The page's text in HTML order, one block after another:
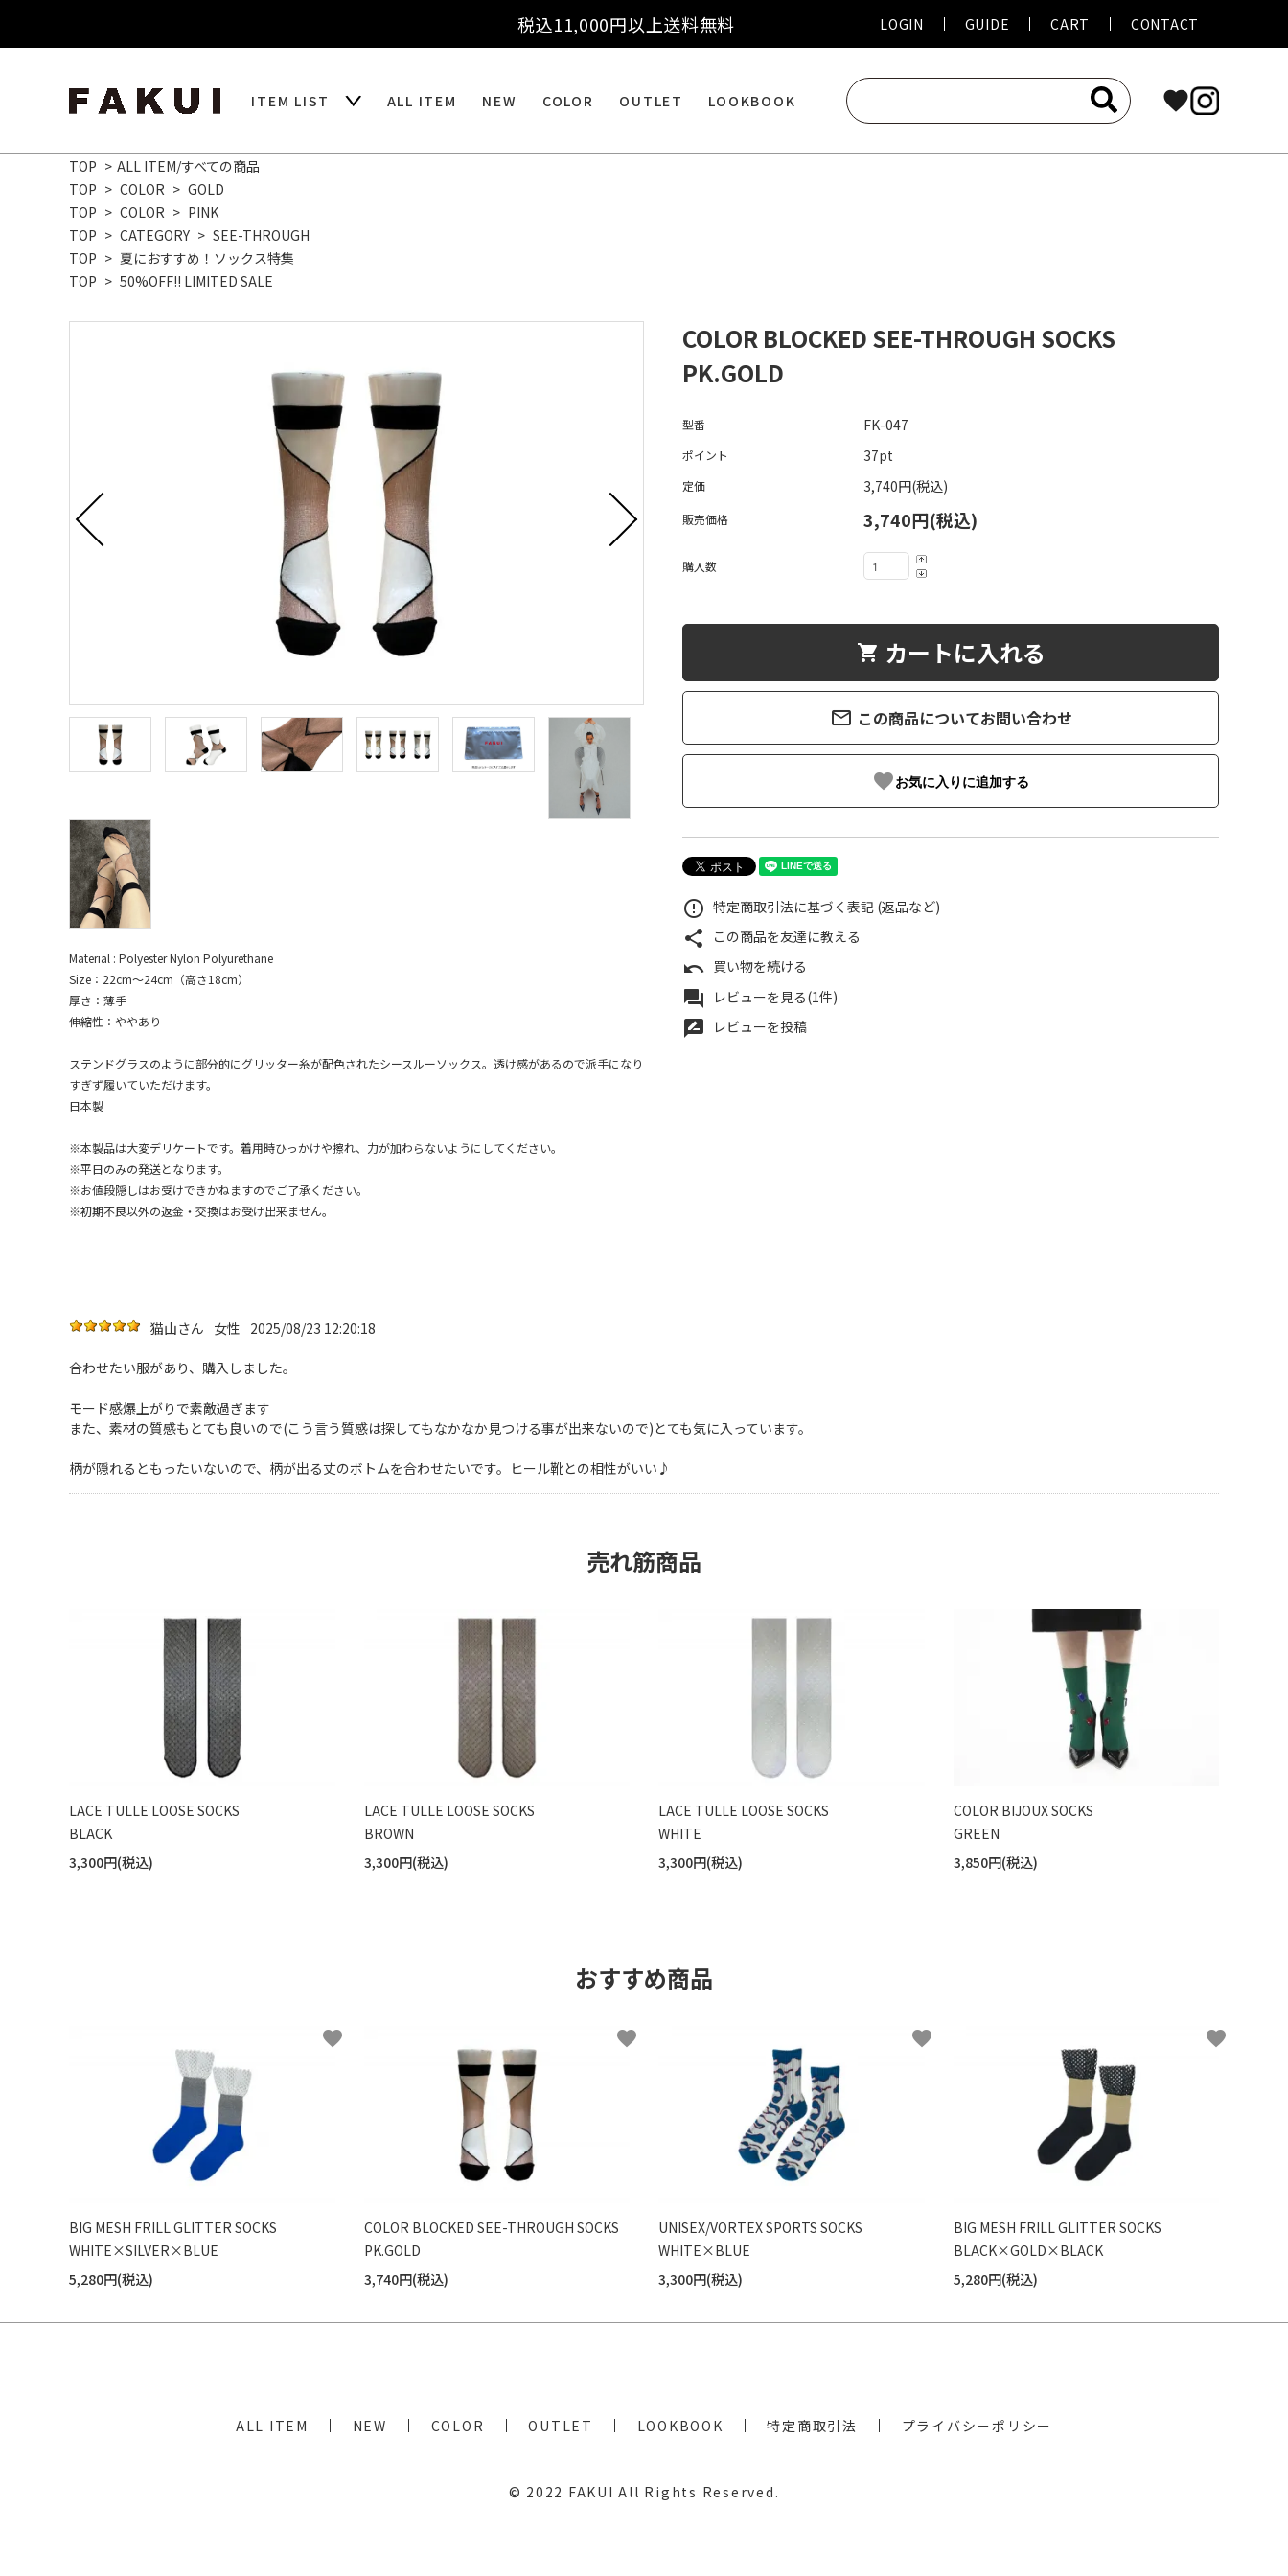
税込11,000円以上送料無料 LOGIN GUIDE CART CONTACT
ITEM LIST ALL ITEM NEW COLOR OUTLET LOOKBOOK favorite
TOP > ALL ITEM/すべての商品
TOP > COLOR > GOLD
TOP > COLOR > PINK
TOP > CATEGORY > SEE-THROUGH
TOP > 夏におすすめ！ソックス特集
TOP > 50%OFF!! LIMITED SALE
Material : Polyester Nylon Polyurethane
Size：22cm～24cm（高さ18cm）
厚さ：薄手
伸縮性：ややあり
ステンドグラスのように部分的にグリッター糸が配色されたシースルーソックス。透け感があるので派手になり
すぎず履いていただけます。
日本製
※本製品は大変デリケートです。着用時ひっかけや擦れ、力が加わらないようにしてください。
※平日のみの発送となります。
※お値段隠しはお受けできかねますのでご了承ください。
※初期不良以外の返金・交換はお受け出来ません。
COLOR BLOCKED SEE-THROUGH SOCKS
PK.GOLD
型番 FK-047
ポイント 37pt
定価 3,740円(税込)
販売価格 3,740円(税込)
購入数
shopping_cart カートに入れる
mail_outline この商品についてお問い合わせ
favoriteお気に入りに追加する
error_outline 特定商取引法に基づく表記 (返品など)
share この商品を友達に教える
undo 買い物を続ける
forum レビューを見る(1件)
rate_review レビューを投稿
猫山さん 女性 2025/08/23 12:20:18
合わせたい服があり、購入しました。
モード感爆上がりで素敵過ぎます
また、素材の質感もとても良いので(こう言う質感は探してもなかなか見つける事が出来ないので)とても気に入っています。
柄が隠れるともったいないので、柄が出る丈のボトムを合わせたいです。ヒール靴との相性がいい♪
売れ筋商品
LACE TULLE LOOSE SOCKS
BLACK
3,300円(税込)
LACE TULLE LOOSE SOCKS
BROWN
3,300円(税込)
LACE TULLE LOOSE SOCKS
WHITE
3,300円(税込)
COLOR BIJOUX SOCKS
GREEN
3,850円(税込)
おすすめ商品
BIG MESH FRILL GLITTER SOCKS
WHITE×SILVER×BLUE
5,280円(税込)
favorite
COLOR BLOCKED SEE-THROUGH SOCKS
PK.GOLD
3,740円(税込)
favorite
UNISEX/VORTEX SPORTS SOCKS
WHITE×BLUE
3,300円(税込)
favorite
BIG MESH FRILL GLITTER SOCKS
BLACK×GOLD×BLACK
5,280円(税込)
favorite
ALL ITEM NEW COLOR OUTLET LOOKBOOK 特定商取引法 プライバシーポリシー
© 2022 FAKUI All Rights Reserved.